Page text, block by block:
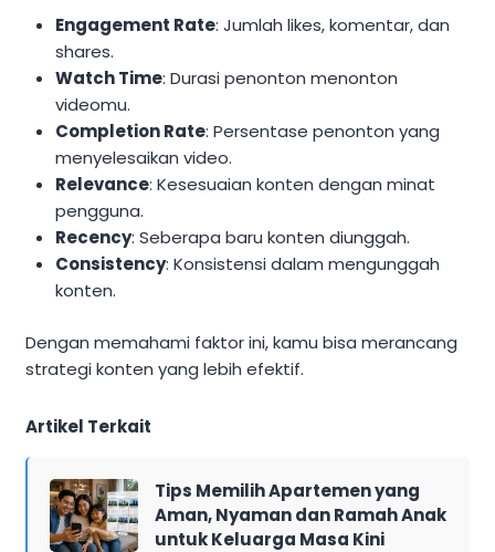
Engagement Rate: Jumlah likes, komentar, dan
shares.
Watch Time: Durasi penonton menonton
videomu.
Completion Rate: Persentase penonton yang
menyelesaikan video.
Relevance: Kesesuaian konten dengan minat
pengguna.
Recency: Seberapa baru konten diunggah.
Consistency: Konsistensi dalam mengunggah
konten.
Dengan memahami faktor ini, kamu bisa merancang
strategi konten yang lebih efektif.
Artikel Terkait
Tips Memilih Apartemen yang
Aman, Nyaman dan Ramah Anak
untuk Keluarga Masa Kini